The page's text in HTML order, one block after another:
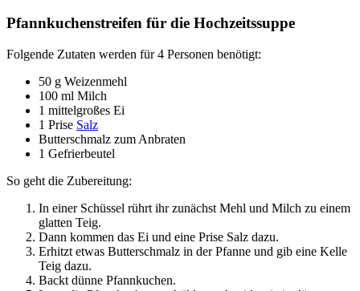
Pfannkuchenstreifen für die Hochzeitssuppe
Folgende Zutaten werden für 4 Personen benötigt:
50 g Weizenmehl
100 ml Milch
1 mittelgroßes Ei
1 Prise Salz
Butterschmalz zum Anbraten
1 Gefrierbeutel
So geht die Zubereitung:
In einer Schüssel rührt ihr zunächst Mehl und Milch zu einem
glatten Teig.
Dann kommen das Ei und eine Prise Salz dazu.
Erhitzt etwas Butterschmalz in der Pfanne und gib eine Kelle
Teig dazu.
Backt dünne Pfannkuchen.